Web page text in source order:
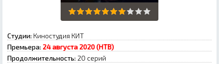
Студии: Киностудия КИТ
Премьера: 24 августа 2020 (НТВ)
Продолжительность: 20 серий